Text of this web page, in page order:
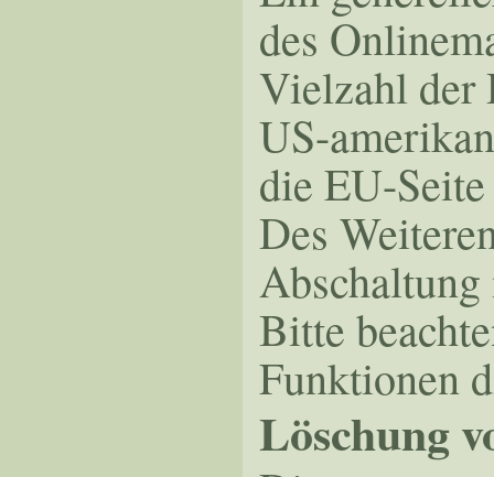
des
Vielzahl der
US-
die EU-
Des
Bitte
Funktionen
Löschung